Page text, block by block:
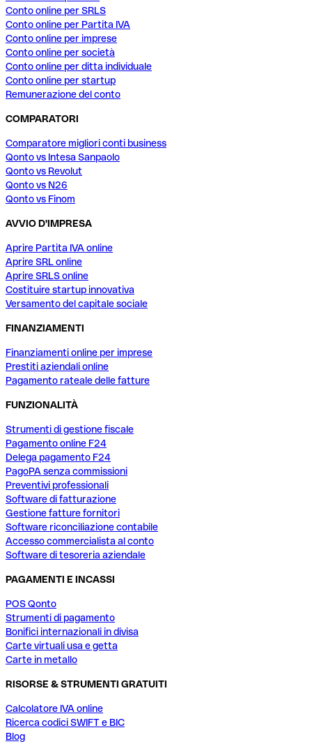
Conto online per SRLS
Conto online per Partita IVA
Conto online per imprese
Conto online per società
Conto online per ditta individuale
Conto online per startup
Remunerazione del conto
COMPARATORI
Comparatore migliori conti business
Qonto vs Intesa Sanpaolo
Qonto vs Revolut
Qonto vs N26
Qonto vs Finom
AVVIO D'IMPRESA
Aprire Partita IVA online
Aprire SRL online
Aprire SRLS online
Costituire startup innovativa
Versamento del capitale sociale
FINANZIAMENTI
Finanziamenti online per imprese
Prestiti aziendali online
Pagamento rateale delle fatture
FUNZIONALITÀ
Strumenti di gestione fiscale
Pagamento online F24
Delega pagamento F24
PagoPA senza commissioni
Preventivi professionali
Software di fatturazione
Gestione fatture fornitori
Software riconciliazione contabile
Accesso commercialista al conto
Software di tesoreria aziendale
PAGAMENTI E INCASSI
POS Qonto
Strumenti di pagamento
Bonifici internazionali in divisa
Carte virtuali usa e getta
Carte in metallo
RISORSE & STRUMENTI GRATUITI
Calcolatore IVA online
Ricerca codici SWIFT e BIC
Blog